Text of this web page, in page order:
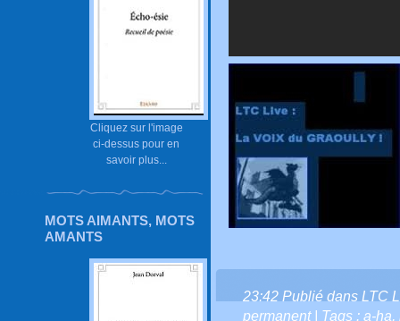
Cliquez sur l'image
ci-dessus pour en
savoir plus...
MOTS AIMANTS, MOTS
AMANTS
23:42 Publié dans LTC
permanent| Tags : a-ha,